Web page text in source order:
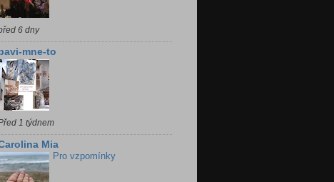
6 dny
bavi-mne-to
1 týdnem
Mia
Pro vzpomínky